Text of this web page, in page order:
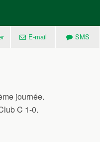
E-mail SMS
journée.
C 1-0.